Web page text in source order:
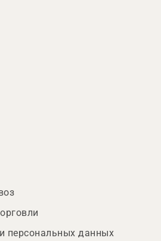
персональных данных